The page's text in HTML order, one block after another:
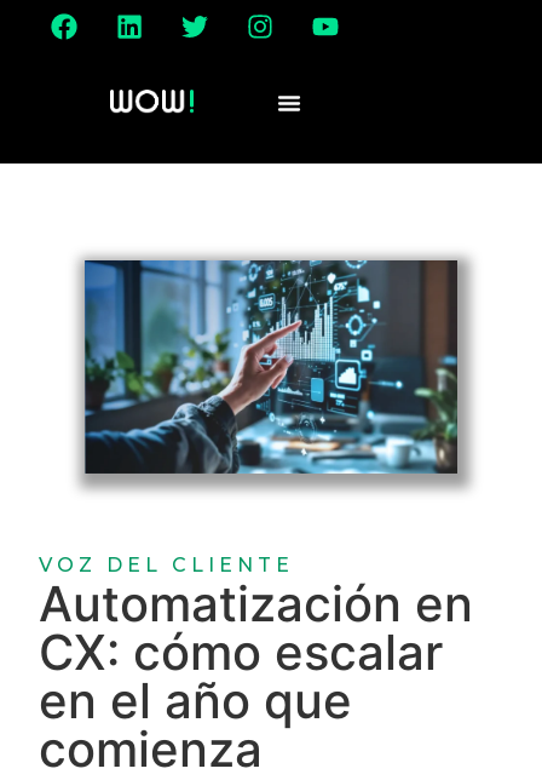
VOZ DEL CLIENTE
Automatización en
CX: cómo escalar
en el año que
comienza